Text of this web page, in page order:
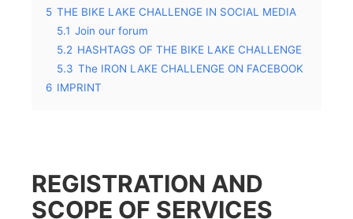
5 THE BIKE LAKE CHALLENGE IN SOCIAL MEDIA
5.1 Join our forum
5.2 HASHTAGS OF THE BIKE LAKE CHALLENGE
5.3 The IRON LAKE CHALLENGE ON FACEBOOK
6 IMPRINT
REGISTRATION AND
SCOPE OF SERVICES